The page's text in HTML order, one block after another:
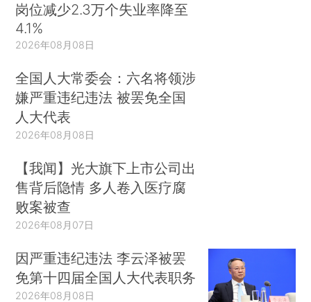
岗位减少2.3万个失业率降至
4.1%
2026年08月08日
全国人大常委会：六名将领涉
嫌严重违纪违法 被罢免全国
人大代表
2026年08月08日
【我闻】光大旗下上市公司出
售背后隐情 多人卷入医疗腐
败案被查
2026年08月07日
因严重违纪违法 李云泽被罢
免第十四届全国人大代表职务
2026年08月08日